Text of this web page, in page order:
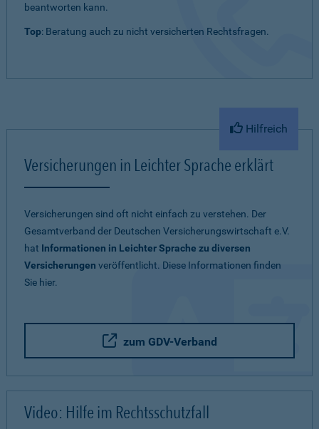
beantworten kann.
Top: Beratung auch zu nicht versicherten Rechtsfragen.
Hilfreich
Versicherungen in Leichter Sprache erklärt
Versicherungen sind oft nicht einfach zu verstehen. Der
Gesamtverband der Deutschen Versicherungswirtschaft e.V.
hat Informationen in Leichter Sprache zu diversen
Versicherungen veröffentlicht. Diese Informationen finden
Sie hier.
zum GDV-Verband
Video: Hilfe im Rechtsschutzfall